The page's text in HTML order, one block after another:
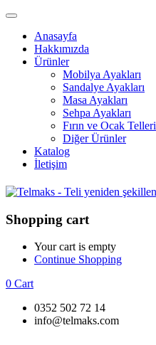
Anasayfa
Hakkımızda
Ürünler
Mobilya Ayakları
Sandalye Ayakları
Masa Ayakları
Sehpa Ayakları
Fırın ve Ocak Telleri
Diğer Ürünler
Katalog
İletişim
Shopping cart
Your cart is empty
Continue Shopping
0 Cart
0352 502 72 14
info@telmaks.com